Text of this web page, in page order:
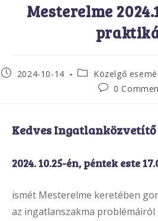
Mesterelme
Post2024-10-14
Post
category:
Közelgő
Post0
Kedves
2024. 10.25-én, péntek este
ismét Mesterelme keretében
az ingatlanszakma problémáiról